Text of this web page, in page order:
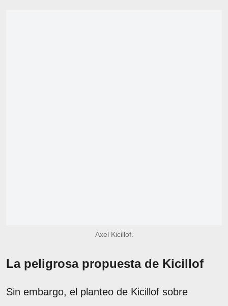
Axel Kicillof.
La peligrosa propuesta de Kicillof
Sin embargo, el planteo de Kicillof sobre